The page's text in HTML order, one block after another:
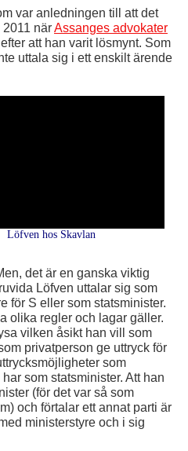
var anledningen till att det
närAssanges advokater
att han varit lösmynt. Som
uttala sig i ett enskilt ärende
Löfven hos Skavlan
det är en ganska viktig
Löfven uttalar sig som
för S eller som statsminister.
olika regler och lagar gäller.
vilken åsikt han vill som
privatperson ge uttryck för
som
som statsminister. Att han
(för det var så som
och förtalar ett annat parti är
ministerstyre och i sig